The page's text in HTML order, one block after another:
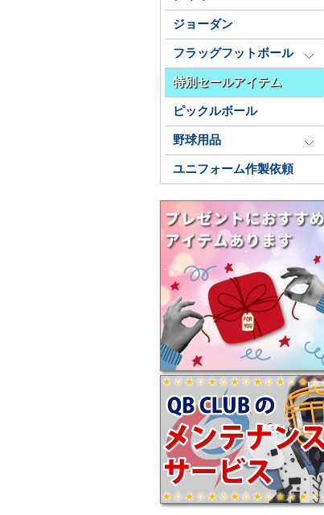
ジョーダン
フラッグフットボール
特別セールアイテム
ピックルボール
野球用品
ユニフォーム作製依頼